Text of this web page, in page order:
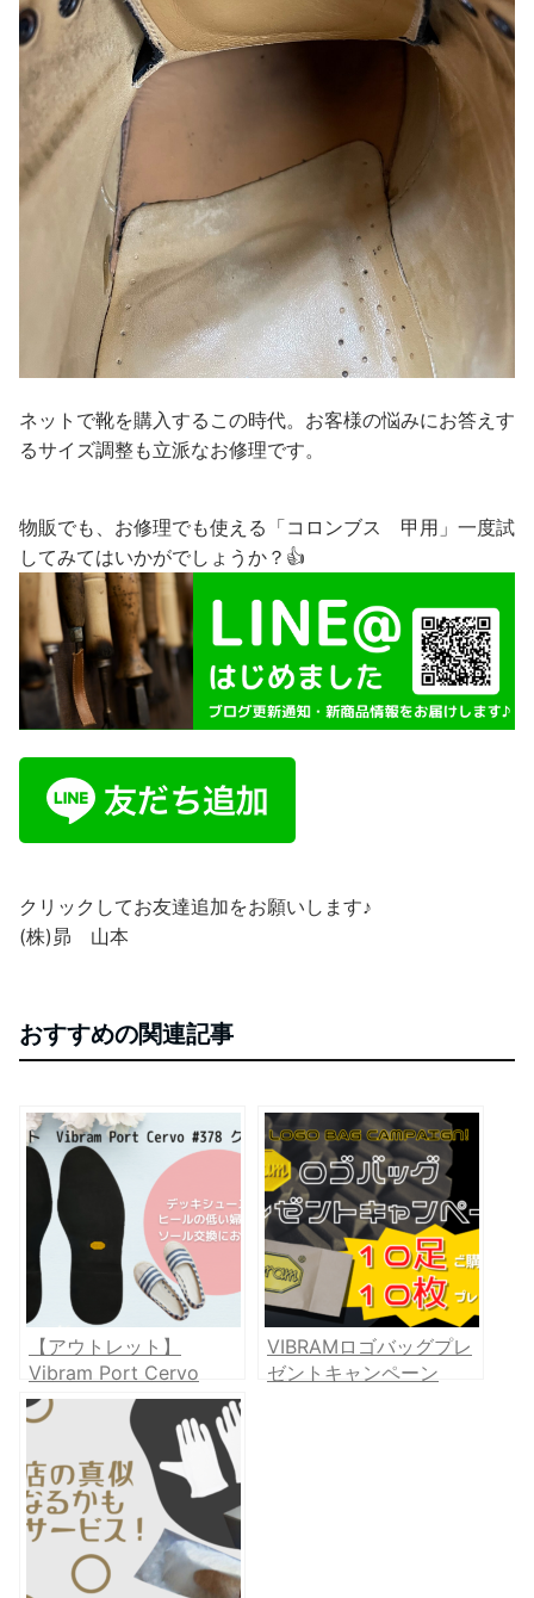
ネットで靴を購入するこの時代。お客様の悩みにお答えす
るサイズ調整も立派なお修理です。
物販でも、お修理でも使える「コロンブス 甲用」一度試
してみてはいかがでしょうか？👍
クリックしてお友達追加をお願いします♪
(株)昴 山本
おすすめの関連記事
【アウトレット】
Vibram Port Cervo
#378 クロ ご紹介
VIBRAMロゴバッグプレ
ゼントキャンペーン